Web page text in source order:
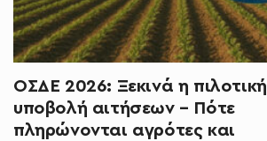
ΟΣΔΕ 2026: Ξεκινά η πιλοτική
υποβολή αιτήσεων – Πότε
πληρώνονται αγρότες και